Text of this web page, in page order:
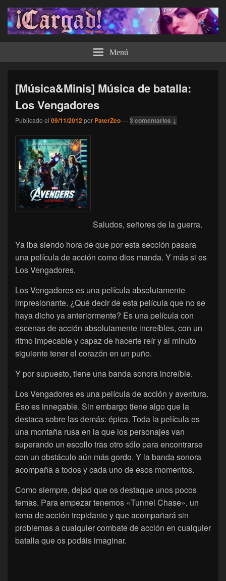
¡Cargad! Menú
[Música&Minis] Música de batalla:
Los Vengadores
Publicado el 09/11/2012por PaterZeo—3 comentarios ↓
Saludos, señores de la guerra.
Ya iba siendo hora de que por esta sección pasara
una película de acción como dios manda. Y más si es
Los Vengadores.
Los Vengadores es una película absolutamente
impresionante. ¿Qué decir de esta película que no se
haya dicho ya anteriormente? Es una película con
escenas de acción absolutamente increíbles, con un
ritmo impecable y capaz de hacerte reír y al minuto
siguiente tener el corazón en un puño.
Y por supuesto, tiene una banda sonora increíble.
Los Vengadores es una película de acción y aventura.
Eso es innegable. Sin embargo tiene algo que la
destaca sobre las demás: épica. Toda la película es
una montaña rusa en la que los personajes van
superando un escollo tras otro sólo para encontrarse
con un obstáculo aún más gordo. Y la banda sonora
acompaña a todos y cada uno de esos momentos.
Como siempre, dejad que os destaque unos pocos
temas. Para empezar tenemos «Tunnel Chase», un
tema de acción trepidante y que acompañará sin
problemas a cualquier combate de acción en cualquier
batalla que os podáis imaginar.